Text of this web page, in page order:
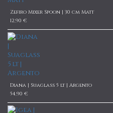
Zefiro Mixer Spoon | 30 cm Matt
12,90 €
Diana | Suaglass 5 lt | Argento
54,90 €